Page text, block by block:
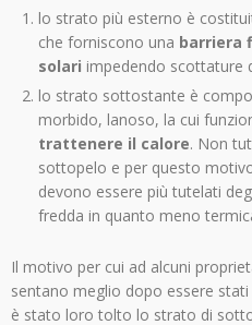
lo strato più esterno è
che forniscono una barriera
solari impedendo scottature
lo strato sottostante è
morbido, lanoso, la cui
trattenere il calore. Non
sottopelo e per questo
devono essere più tutelati
fredda in quanto meno
Il motivo per cui ad alcuni
sentano meglio dopo essere
è stato loro tolto lo strato di